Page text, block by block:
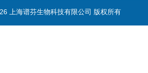
上海谱芬生物科技有限公司 版权所有